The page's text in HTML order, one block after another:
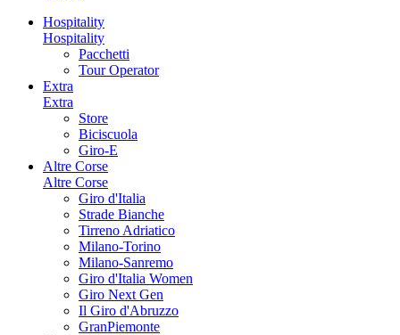
Hospitality
Hospitality
Pacchetti
Tour Operator
Extra
Extra
Store
Biciscuola
Giro-E
Altre Corse
Altre Corse
Giro d'Italia
Strade Bianche
Tirreno Adriatico
Milano-Torino
Milano-Sanremo
Giro d'Italia Women
Giro Next Gen
Il Giro d'Abruzzo
GranPiemonte